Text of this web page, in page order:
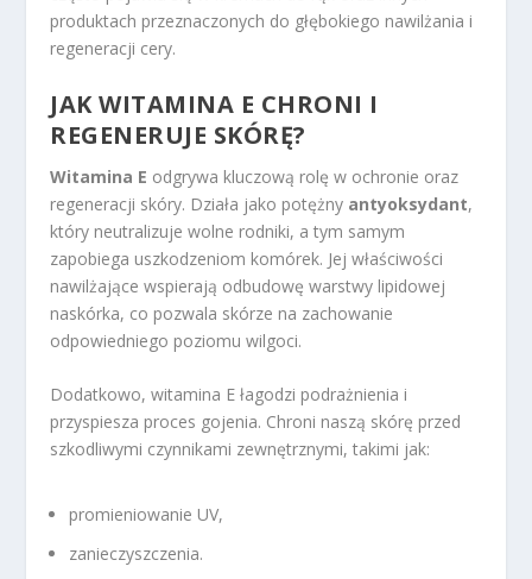
produktach przeznaczonych do głębokiego nawilżania i
regeneracji cery.
JAK WITAMINA E CHRONI I
REGENERUJE SKÓRĘ?
Witamina E odgrywa kluczową rolę w ochronie oraz
regeneracji skóry. Działa jako potężny antyoksydant,
który neutralizuje wolne rodniki, a tym samym
zapobiega uszkodzeniom komórek. Jej właściwości
nawilżające wspierają odbudowę warstwy lipidowej
naskórka, co pozwala skórze na zachowanie
odpowiedniego poziomu wilgoci.
Dodatkowo, witamina E łagodzi podrażnienia i
przyspiesza proces gojenia. Chroni naszą skórę przed
szkodliwymi czynnikami zewnętrznymi, takimi jak:
promieniowanie UV,
zanieczyszczenia.